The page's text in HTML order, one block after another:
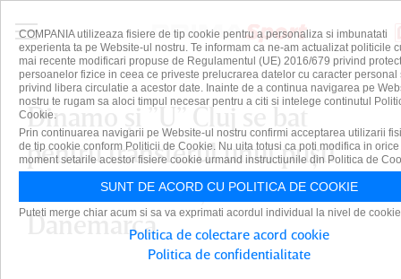
Dinamo şi ”U” Cluj se bat
pentru transferul unui puşti
care face senzaţie în
Danemarca
COMPANIA utilizeaza fisiere de tip cookie pentru a personaliza si imbunatati
experienta ta pe Website-ul nostru. Te informam ca ne-am actualizat politicile
mai recente modificari propuse de Regulamentul (UE) 2016/679 privind
persoanelor fizice in ceea ce priveste prelucrarea datelor cu caracter personal
privind libera circulatie a acestor date. Inainte de a continua navigarea pe
nostru te rugam sa aloci timpul necesar pentru a citi si intelege continutul
Cookie.
Prin continuarea navigarii pe Website-ul nostru confirmi acceptarea utilizarii
de tip cookie conform Politicii de Cookie. Nu uita totusi ca poti modifica in orice
moment setarile acestor fisiere cookie urmand instructiunile din Politica de
SUNT DE ACORD CU POLITICA DE COOKIE
Puteti merge chiar acum si sa va exprimati acordul individual la nivel de
Politica de colectare acord cookie
Politica de confidentialitate